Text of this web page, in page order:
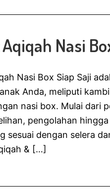
Nasi
Nasi Box Siap Saji
Anda, meliputi
nasi box. Mulai dari
pengolahan
sesuai dengan selera
& […]